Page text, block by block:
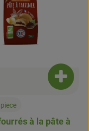
à la pâte à
Ajouter